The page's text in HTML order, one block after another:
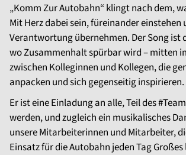
„Komm Zur Autobahn“ klingt nach dem,
Mit Herz dabei sein, füreinander einstehen
Verantwortung übernehmen. Der Song ist
wo Zusammenhalt spürbar wird – mitten
zwischen Kolleginnen und Kollegen, die
anpacken und sich gegenseitig inspirieren.
Er ist eine Einladung an alle, Teil des
werden, und zugleich ein musikalisches
unsere Mitarbeiterinnen und Mitarbeiter,
Einsatz für die Autobahn jeden Tag Großes